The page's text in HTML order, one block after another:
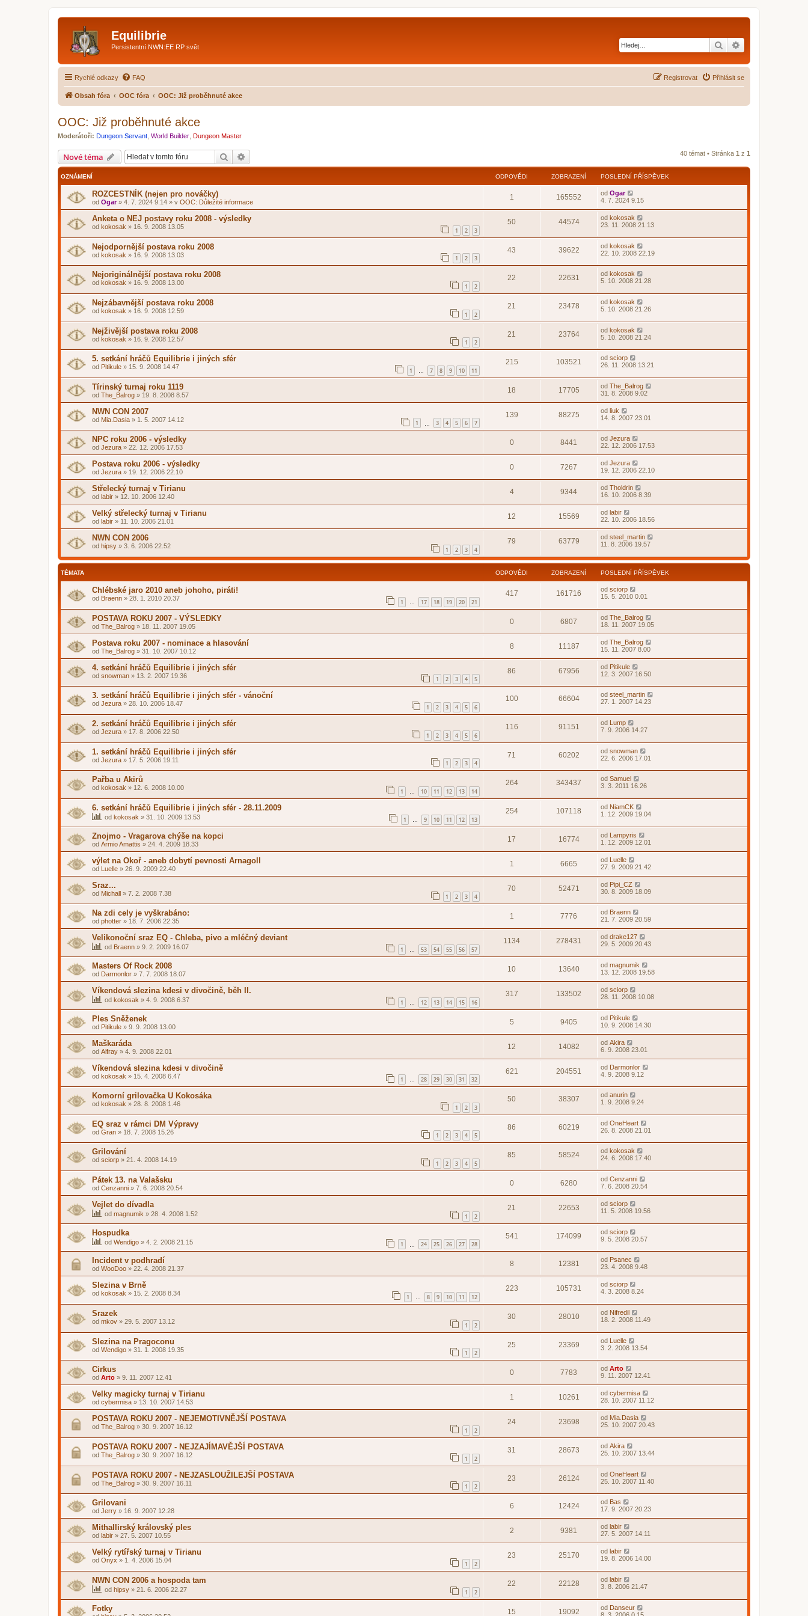
Equilibrie
Persistentní NWN:EE RP svět Hledat
Rychlé odkazy FAQ Přihlásit se
Registrovat
Obsah fóra OOC fóra OOC: Již proběhnuté akce
OOC: Již proběhnuté akce
Moderátoři: Dungeon Servant World Builder Dungeon Master
Nové téma Hledat 40 témat • Stránka 1 z 1
OZNÁMENÍ ODPOVĚDI ZOBRAZENÍ POSLEDNÍ PŘÍSPĚVEK
ROZCESTNÍK (nejen pro nováčky)
od Ogar» 4. 7. 2024 9.14 » v OOC: Důležité informace
1 165552 od Ogar
4. 7. 2024 9.15
Anketa o NEJ postavy roku 2008 - výsledky
od kokosak » 16. 9. 2008 13.05 1 2 3
50 44574 od kokosak
23. 11. 2008 21.13
Nejodpornější postava roku 2008
od kokosak » 16. 9. 2008 13.03 1 2 3
43 39622 od kokosak
22. 10. 2008 22.19
Nejoriginálnější postava roku 2008
od kokosak » 16. 9. 2008 13.00 1 2
22 22631 od kokosak
5. 10. 2008 21.28
Nejzábavnější postava roku 2008
od kokosak » 16. 9. 2008 12.59 1 2
21 23478 od kokosak
5. 10. 2008 21.26
Nejživější postava roku 2008
od kokosak » 16. 9. 2008 12.57 1 2
21 23764 od kokosak
5. 10. 2008 21.24
5. setkání hráčů Equilibrie i jiných sfér
od Pitikule » 15. 9. 2008 14.47 1 … 7 8 9 10 11
215 103521 od sciorp
26. 11. 2008 13.21
Tírinský turnaj roku 1119
od The_Balrog » 19. 8. 2008 8.57
18 17705 od The_Balrog
31. 8. 2008 9.02
NWN CON 2007
od Mia.Dasia » 1. 5. 2007 14.12 1 3 4 5 6 7
139 88275 od liuk
14. 8. 2007 23.01
NPC roku 2006 - výsledky
od Jezura » 22. 12. 2006 17.53
0 8441 od Jezura
22. 12. 2006 17.53
Postava roku 2006 - výsledky
od Jezura » 19. 12. 2006 22.10
0 7267 od Jezura
19. 12. 2006 22.10
Střelecký turnaj v Tirianu
od labir » 12. 10. 2006 12.40
4 9344 od Tholdrin
16. 10. 2006 8.39
Velký střelecký turnaj v Tirianu
od labir » 11. 10. 2006 21.01
12 15569 od labir
22. 10. 2006 18.56
NWN CON 2006
od hipsy » 3. 6. 2006 22.52 1 2 3 4
79 63779 od steel_martin
11. 8. 2006 19.57
TÉMATA ODPOVĚDI ZOBRAZENÍ POSLEDNÍ PŘÍSPĚVEK
Chlébské jaro 2010 aneb johoho, piráti!
od Braenn » 28. 1. 2010 20.37 1 … 17 18 19 20 21
417 161716 od sciorp
15. 5. 2010 0.01
POSTAVA ROKU 2007 - VÝSLEDKY
od The_Balrog » 18. 11. 2007 19.05
0 6807 od The_Balrog
18. 11. 2007 19.05
Postava roku 2007 - nominace a hlasování
od The_Balrog » 31. 10. 2007 10.12
8 11187 od The_Balrog
15. 11. 2007 8.00
4. setkání hráčů Equilibrie i jiných sfér
od snowman » 13. 2. 2007 19.36 1 2 3 4 5
86 67956 od Pitikule
12. 3. 2007 16.50
3. setkání hráčů Equilibrie i jiných sfér - vánoční
od Jezura » 28. 10. 2006 18.47 1 2 3 4 5 6
100 66604 od steel_martin
27. 1. 2007 14.23
2. setkání hráčů Equilibrie i jiných sfér
od Jezura » 17. 8. 2006 22.50 1 2 3 4 5 6
116 91151 od Lump
7. 9. 2006 14.27
1. setkání hráčů Equilibrie i jiných sfér
od Jezura » 17. 5. 2006 19.11 1 2 3 4
71 60202 od snowman
22. 6. 2006 17.01
Pařba u Akirů
od kokosak » 12. 6. 2008 10.00 1 … 10 11 12 13 14
264 343437 od Samuel
3. 3. 2011 16.26
6. setkání hráčů Equilibrie i jiných sfér - 28.11.2009
od kokosak » 31. 10. 2009 13.53 1 … 9 10 11 12 13
254 107118 od NiamCK
1. 12. 2009 19.04
Znojmo - Vragarova chýše na kopci
od Armio Amattis » 24. 4. 2009 18.33
17 16774 od Lampyris
1. 12. 2009 12.01
výlet na Okoř - aneb dobytí pevnosti Arnagoll
od Luelle » 26. 9. 2009 22.40
1 6665 od Luelle
27. 9. 2009 21.42
Sraz...
od Michall » 7. 2. 2008 7.38 1 2 3 4
70 52471 od Pipi_CZ
30. 8. 2009 18.09
Na zdi cely je vyškrabáno:
od photter » 18. 7. 2006 22.35
1 7776 od Braenn
21. 7. 2009 20.59
Velikonoční sraz EQ - Chleba, pivo a mléčný deviant
od Braenn » 9. 2. 2009 16.07 1 … 53 54 55 56 57
1134 278431 od drake127
29. 5. 2009 20.43
Masters Of Rock 2008
od Darmonlor » 7. 7. 2008 18.07
10 13640 od magnumik
13. 12. 2008 19.58
Víkendová slezina kdesi v divočině, běh II.
od kokosak » 4. 9. 2008 6.37 1 12 13 14 15 16
317 133502 od sciorp
28. 11. 2008 10.08
Ples Sněženek
od Pitikule » 9. 9. 2008 13.00
5 9405 od Pitikule
10. 9. 2008 14.30
Maškaráda
od Alfray » 4. 9. 2008 22.01
12 14082 od Akira
6. 9. 2008 23.01
Víkendová slezina kdesi v divočině
od kokosak » 15. 4. 2008 6.47 1 28 29 30 31 32
621 204551 od Darmonlor
4. 9. 2008 9.12
Komorní grilovačka U Kokosáka
od kokosak » 28. 8. 2008 1.46 1 2 3
50 38307 od anurin
1. 9. 2008 9.24
EQ sraz v rámci DM Výpravy
od Gran » 18. 7. 2008 15.26 1 2 3 4 5
86 60219 od OneHeart
26. 8. 2008 21.01
Grilování
od sciorp » 21. 4. 2008 14.19 1 2 3 4 5
85 58524 od kokosak
24. 6. 2008 17.40
Pátek 13. na Valašsku
od Cenzanni » 7. 6. 2008 20.54
0 6280 od Cenzanni
7. 6. 2008 20.54
Vejlet do dívadla
od magnumik » 28. 4. 2008 1.52 1 2
21 22653 od sciorp
11. 5. 2008 19.56
Hospudka
od Wendigo » 4. 2. 2008 21.15 1 24 25 26 27 28
541 174099 od sciorp
9. 5. 2008 20.57
Incident v podhradí
od WooDoo » 22. 4. 2008 21.37
8 12381 od Psanec
23. 4. 2008 9.48
Slezina v Brně
od kokosak » 15. 2. 2008 8.34 1 … 8 9 10 11 12
223 105731 od sciorp
4. 3. 2008 8.24
Srazek
od mkov » 29. 5. 2007 13.12 1 2
30 28010 od Nifredil
18. 2. 2008 11.49
Slezina na Pragoconu
od Wendigo » 31. 1. 2008 19.35 1 2
25 23369 od Luelle
3. 2. 2008 13.54
Cirkus
od Arto » 9. 11. 2007 12.41
0 7783 od Arto
9. 11. 2007 12.41
Velky magicky turnaj v Tirianu
od cybermisa » 13. 10. 2007 14.53
1 10261 od cybermisa
28. 10. 2007 11.12
POSTAVA ROKU 2007 - NEJEMOTIVNĚJŠÍ POSTAVA
od The_Balrog » 30. 9. 2007 16.12 1 2
24 23698 od Mia.Dasia
25. 10. 2007 20.43
POSTAVA ROKU 2007 - NEJZAJÍMAVĚJŠÍ POSTAVA
od The_Balrog » 30. 9. 2007 16.12 1 2
31 28673 od Akira
25. 10. 2007 13.44
POSTAVA ROKU 2007 - NEJZASLOUŽILEJŠÍ POSTAVA
od The_Balrog » 30. 9. 2007 16.11 1 2
23 26124 od OneHeart
25. 10. 2007 11.40
Grilovani
od Jerry » 16. 9. 2007 12.28
6 12424 od Bas
17. 9. 2007 20.23
Mithallirský královský ples
od labir » 27. 5. 2007 10.55
2 9381 od labir
27. 5. 2007 14.11
Velký rytířský turnaj v Tirianu
od Onyx » 1. 4. 2006 15.04 1 2
23 25170 od labir
19. 8. 2006 14.00
NWN CON 2006 a hospoda tam
od hipsy » 21. 6. 2006 22.27 1 2
22 22128 od labir
3. 8. 2006 21.47
Fotky 15 19092 od Danseur
8. 3. 2006 0.15